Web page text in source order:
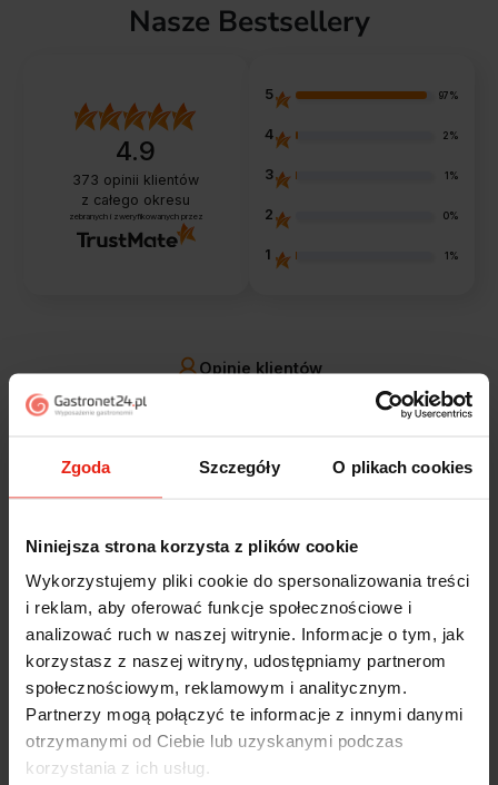
Zgoda Szczegóły O plikach cookies
Niniejsza strona korzysta z plików cookie
Wykorzystujemy pliki cookie do spersonalizowania treści
i reklam, aby oferować funkcje społecznościowe i
analizować ruch w naszej witrynie. Informacje o tym, jak
korzystasz z naszej witryny, udostępniamy partnerom
społecznościowym, reklamowym i analitycznym.
Partnerzy mogą połączyć te informacje z innymi danymi
otrzymanymi od Ciebie lub uzyskanymi podczas
korzystania z ich usług.
Nasze Bestsellery
4.9
373 opinii klientów
z całego okresu
zebranych i zweryfikowanych przez
5 97%
4 2%
3 1%
2 0%
1 1%
Opinie klientów
filtry
Jak zbieramy opinie?
5
Zostałem świetnie obsłużony. Brawa dla pracowników.
w tym tygodniu
Alicja zweryfikowano
5
Jestem zaskoczona, że ta paczka dotarła do mnie tak
szybko. Paczka dotarła cała i zdrowa. Szybko,
sprawnie, bez problemów. Bardzo pomocna obsługa